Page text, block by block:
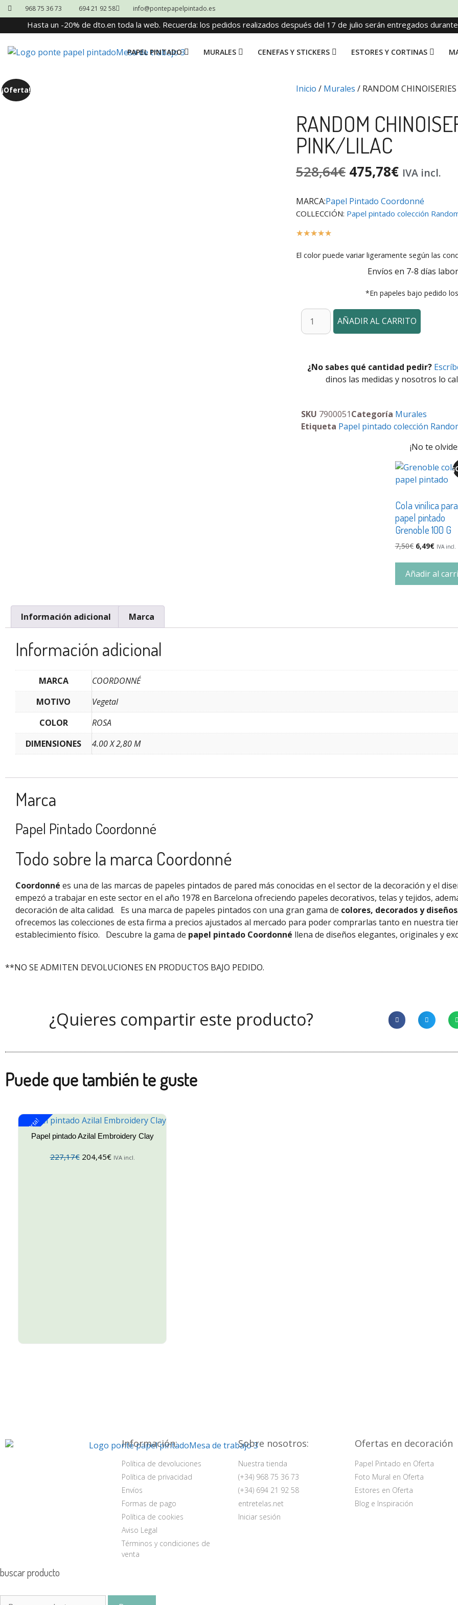
968 75 36 73 694 21 92 58 info@pontepapelpintado.es
Hasta un -20% de dto.en toda la web. Recuerda: los pedidos realizados después del 17 de julio serán entregados
PAPEL PINTADO MURALES CENEFAS Y STICKERS ESTORES Y CORTINAS
¡Oferta! Inicio / Murales / RANDOM
RANDOM
PINK/LILAC
528,64€ 475,78€ IVA incl.
MARCA:Papel Pintado Coordonné
COLLECCIÓN: Papel pintado colección
☆☆☆☆☆
El color puede variar ligeramente según las
Envíos en 7-8 días
*En papeles bajo pedido
AÑADIR AL CARRITO
¿No sabes qué cantidad pedir?
dinos las medidas y nosotros lo
SKU 7900051Categoría Murales
Etiqueta Papel pintado colección
¡No te
Cola vinílica para
papel pintado
Grenoble 100 G
7,50€ 6,49€ IVA incl.
Añadir al
Información adicional Marca
Información adicional
MARCA
COORDONNÉ
MOTIVO
Vegetal
COLOR
ROSA
DIMENSIONES
4.00 X 2,80 M
Marca
Papel Pintado Coordonné
Todo sobre la marca Coordonné
Coordonné es una de las marcas de papeles pintados de pared más conocidas en el sector de la decoración y el
empezó a trabajar en este sector en el año 1978 en Barcelona ofreciendo papeles decorativos, telas y tejidos,
decoración de alta calidad.
Es una marca de papeles pintados con una gran gama de colores, decorados y diseños
ofrecemos las colecciones de esta firma a precios ajustados al mercado para poder comprarlas tanto en nuestra
establecimiento físico.
Descubre la gama de papel pintado Coordonné llena de diseños elegantes, originales y
**NO SE ADMITEN DEVOLUCIONES EN PRODUCTOS BAJO PEDIDO.
¿Quieres compartir este producto?
Puede que también te guste
¡Oferta!Papel pintado Azilal Embroidery Clay
227,17€ 204,45€ IVA incl.
Información:
Política de devoluciones
Política de privacidad
Envíos
Formas de pago
Política de cookies
Aviso Legal
Términos y condiciones de
venta
Sobre nosotros:
Nuestra tienda
(+34) 968 75 36 73
(+34) 694 21 92 58
entretelas.net
Iniciar sesión
Ofertas en decoración
Papel Pintado en Oferta
Foto Mural en Oferta
Estores en Oferta
Blog e Inspiración
buscar producto